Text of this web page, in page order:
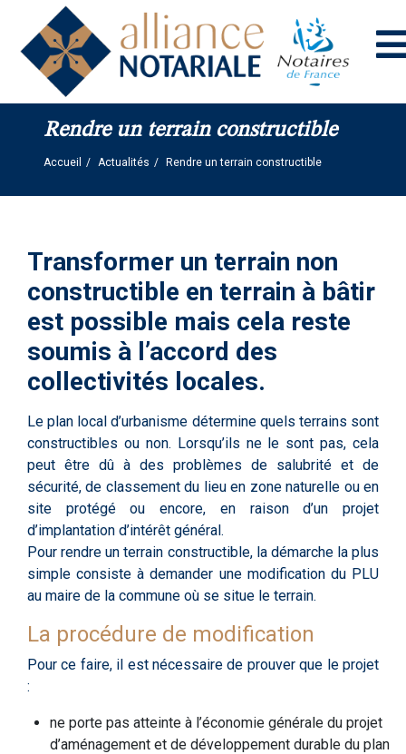
Rendre un terrain constructible
Accueil Actualités Rendre un terrain constructible
Transformer un terrain non
constructible en terrain à bâtir
est possible mais cela reste
soumis à l’accord des
collectivités locales.
Le plan local d’urbanisme détermine quels terrains sont
constructibles ou non. Lorsqu’ils ne le sont pas, cela
peut être dû à des problèmes de salubrité et de
sécurité, de classement du lieu en zone naturelle ou en
site protégé ou encore, en raison d’un projet
d’implantation d’intérêt général.
Pour rendre un terrain constructible, la démarche la plus
simple consiste à demander une modification du PLU
au maire de la commune où se situe le terrain.
La procédure de modification
Pour ce faire, il est nécessaire de prouver que le projet
:
ne porte pas atteinte à l’économie générale du projet
d’aménagement et de développement durable du plan
Panneau de gestion des cookies